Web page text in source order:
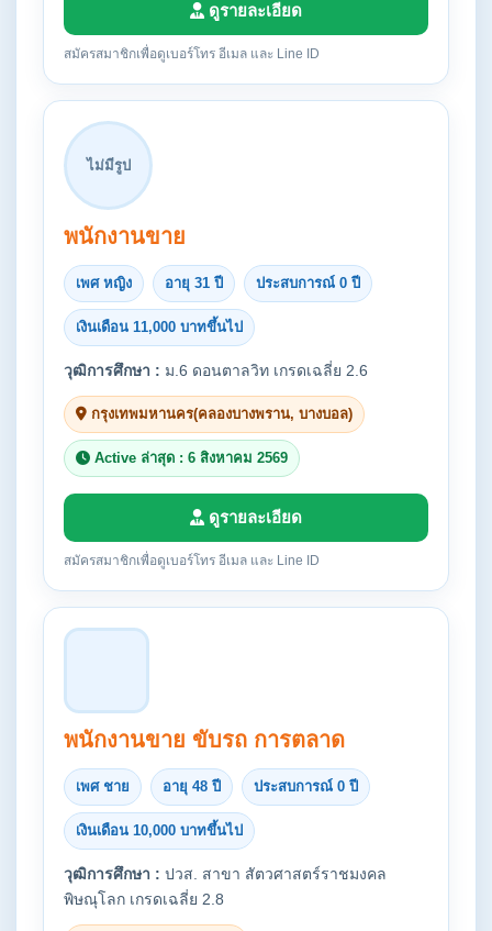
ดูรายละเอียด
สมัครสมาชิกเพื่อดูเบอร์โทร อีเมล และ Line ID
ไม่มีรูป
พนักงานขาย
เพศ หญิง อายุ 31 ปี ประสบการณ์ 0 ปี
เงินเดือน 11,000 บาทขึ้นไป
วุฒิการศึกษา : ม.6 ดอนตาลวิท เกรดเฉลี่ย 2.6
กรุงเทพมหานคร(คลองบางพราน, บางบอล)
Active ล่าสุด : 6 สิงหาคม 2569
ดูรายละเอียด
สมัครสมาชิกเพื่อดูเบอร์โทร อีเมล และ Line ID
พนักงานขาย ขับรถ การตลาด
เพศ ชาย อายุ 48 ปี ประสบการณ์ 0 ปี
เงินเดือน 10,000 บาทขึ้นไป
วุฒิการศึกษา : ปวส. สาขา สัตวศาสตร์ราชมงคล
พิษณุโลก เกรดเฉลี่ย 2.8